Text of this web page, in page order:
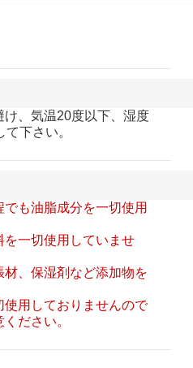
、気温20度以下、湿度
下さい。
でも油脂成分を一切使用
を一切使用していませ
材、保湿剤など添加物を
使用しておりませんので
ださい。